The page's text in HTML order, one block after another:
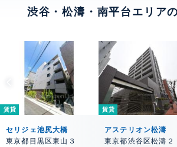
渋谷・松濤・南平台エリア
賃貸
セリジェ池尻大橋
東京都目黒区東山３
賃貸
アステリオン松濤
東京都渋谷区松濤２